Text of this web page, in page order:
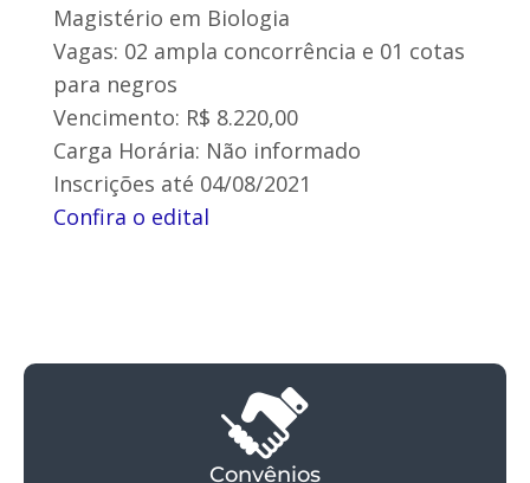
Magistério em Biologia
Vagas: 02 ampla concorrência e 01 cotas
para negros
Vencimento: R$ 8.220,00
Carga Horária: Não informado
Inscrições até 04/08/2021
Confira o edital
Convênios